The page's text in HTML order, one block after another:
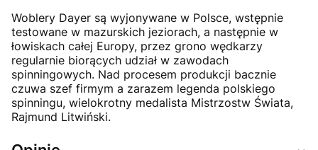
Woblery Dayer są wyjonywane w Polsce, wstępnie
testowane w mazurskich jeziorach, a następnie w
łowiskach całej Europy, przez grono wędkarzy
regularnie biorących udział w zawodach
spinningowych. Nad procesem produkcji bacznie
czuwa szef firmym a zarazem legenda polskiego
spinningu, wielokrotny medalista Mistrzostw Świata,
Rajmund Litwiński.